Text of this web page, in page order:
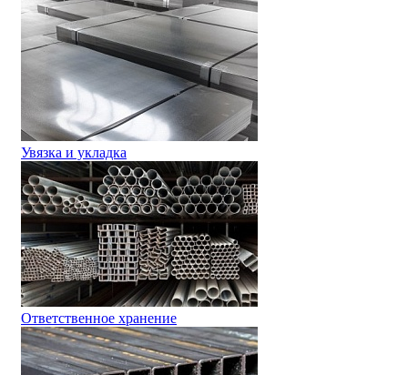
Увязка и укладка
Ответственное хранение